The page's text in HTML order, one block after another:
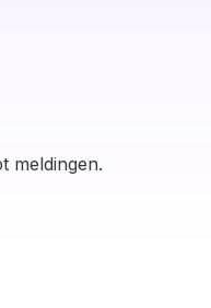
meldingen.